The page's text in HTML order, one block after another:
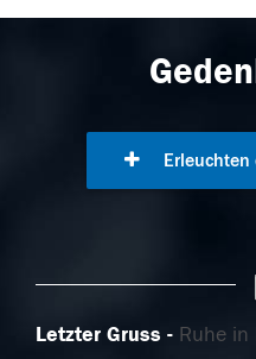
Erleuchten
Letzter Gruss Ruhe in